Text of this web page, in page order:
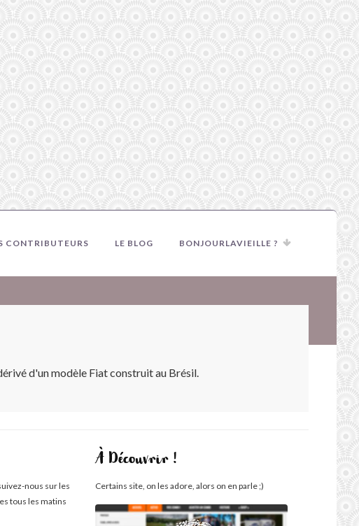
CONTRIBUTEURS LE BLOG BONJOURLAVIEILLE ?
d'un modèle Fiat construit au Brésil.
nous sur les
tous les matins
À Découvrir !
Certains site, on les adore, alors on en parle ;)